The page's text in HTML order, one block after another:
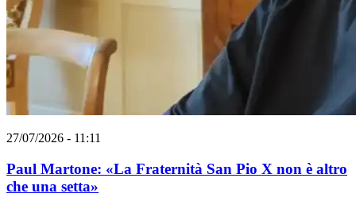
27/07/2026 - 11:11
Paul Martone: «La Fraternità San Pio X non è altro
che una setta»